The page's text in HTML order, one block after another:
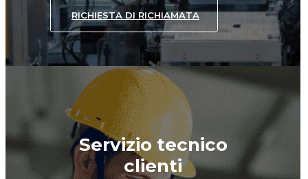
RICHIESTA DI RICHIAMATA
Servizio tecnico
clienti